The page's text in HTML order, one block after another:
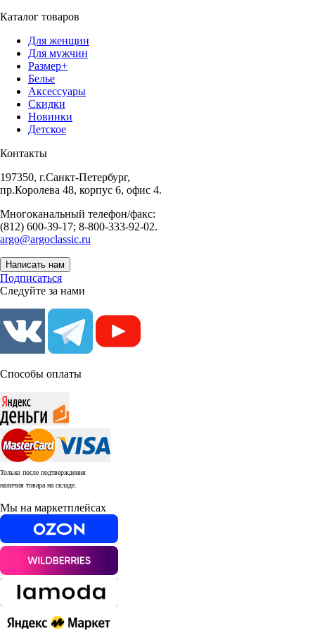
Каталог товаров
Для женщин
Для мужчин
Размер+
Белье
Аксессуары
Скидки
Новинки
Детское
Контакты
197350, г.Санкт-Петербург,
пр.Королева 48, корпус 6, офис 4.
Многоканальный телефон/факс:
(812) 600-39-17; 8-800-333-92-02.
argo@argoclassic.ru
Написать нам
Подписаться
Следуйте за нами
Способы оплаты
Только после подтверждения
наличия товара на складе.
Мы на маркетплейсах